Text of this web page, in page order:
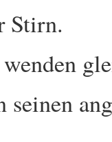
Stirn.
seinen